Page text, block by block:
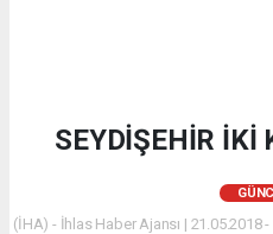
SEYDİŞEHİR İKİ
(İHA) - İhlas Haber Ajansı | 21.05.2018